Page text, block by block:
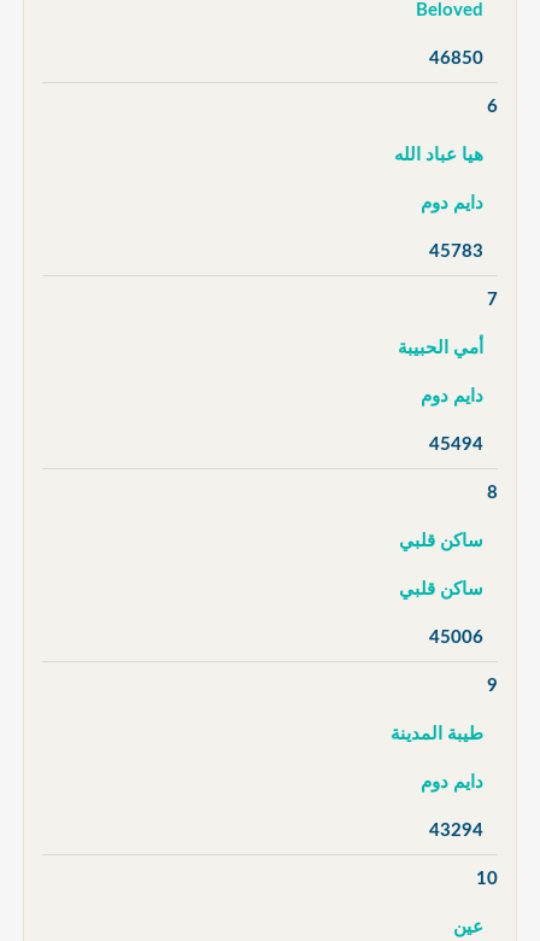
Beloved
46850
6
هيا عباد الله
دايم دوم
45783
7
أمي الحبيبة
دايم دوم
45494
8
ساكن قلبي
ساكن قلبي
45006
9
طيبة المدينة
دايم دوم
43294
10
عين